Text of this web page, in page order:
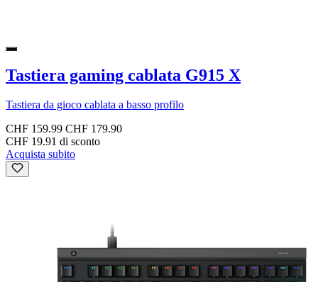
Tastiera gaming cablata G915 X
Tastiera da gioco cablata a basso profilo
CHF 159.99 CHF 179.90
CHF 19.91 di sconto
Acquista subito